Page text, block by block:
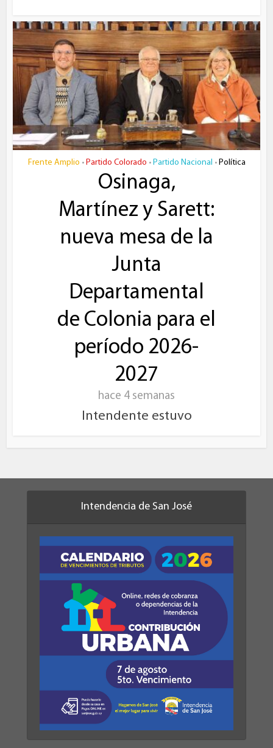
Frente Amplio • Partido Colorado • Partido Nacional • Política
Osinaga,
Martínez y Sarett:
nueva mesa de la
Junta
Departamental
de Colonia para el
período 2026-
2027
hace 4 semanas
Intendente estuvo
Intendencia de San José